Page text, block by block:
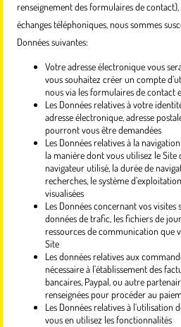
renseignement des formulaires de contact),
échanges téléphoniques, nous sommes
Données suivantes:
Votre adresse électronique vous
vous souhaitez créer un compte
nous via les formulaires de
Les Données relatives à votre
adresse électronique, adresse
pourront vous être demandées
Les Données relatives à la
la manière dont vous utilisez le Site
navigateur utilisé, la durée de
recherches, le système
visualisées
Les Données concernant vos visites
données de trafic, les fichiers de
ressources de communication que
Site
Les données relatives aux
nécessaire à l’établissement des
bancaires, Paypal, ou autre
renseignées pour procéder au
Les Données relatives à l’utilisation
vous en utilisez les fonctionnalités